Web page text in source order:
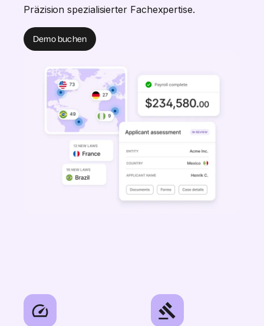
Präzision spezialisierter Fachexpertise.
Demo buchen